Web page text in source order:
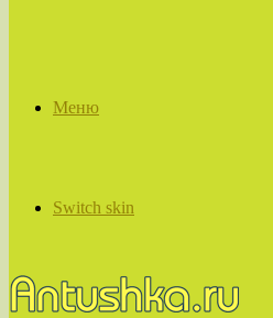
Меню
Switch skin